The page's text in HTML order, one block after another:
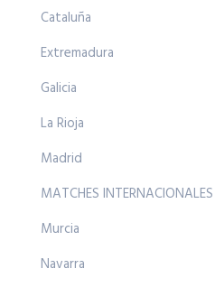
Cataluña
Extremadura
Galicia
La Rioja
Madrid
MATCHES INTERNACIONALES
Murcia
Navarra